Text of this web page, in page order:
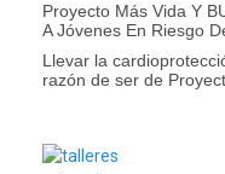
Proyecto Más Vida Y
A Jóvenes En Riesgo
Llevar la
razón de ser de